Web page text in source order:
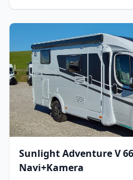
Sunlight Adventure V
Navi+Kamera